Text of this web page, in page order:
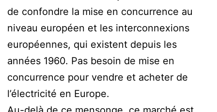
de confondre la mise en concurrence au
niveau européen et les interconnexions
européennes, qui existent depuis les
années 1960. Pas besoin de mise en
concurrence pour vendre et acheter de
l’électricité en Europe.